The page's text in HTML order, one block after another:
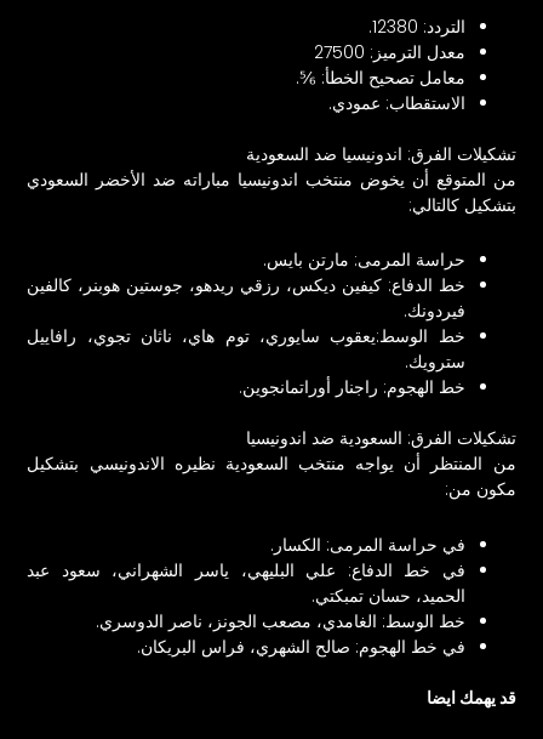
التردد: 12380.
معدل الترميز: 27500
معامل تصحيح الخطأ: ⅚.
الاستقطاب: عمودي.
تشكيلات الفرق: اندونيسيا ضد السعودية
من المتوقع أن يخوض منتخب اندونيسيا مباراته ضد الأخضر السعودي
بتشكيل كالتالي:
حراسة المرمى: مارتن بايس.
خط الدفاع: كيفين ديكس، رزقي ريدهو، جوستين هوبنر، كالفين
فيردونك.
خط الوسط:يعقوب سايوري، توم هاي، ناثان تجوي، رافاييل
سترويك.
خط الهجوم: راجنار أوراتمانجوين.
تشكيلات الفرق: السعودية ضد اندونيسيا
من المنتظر أن يواجه منتخب السعودية نظيره الاندونيسي بتشكيل
مكون من:
في حراسة المرمى: الكسار.
في خط الدفاع: علي البليهي، ياسر الشهراني، سعود عبد
الحميد، حسان تمبكتي.
خط الوسط: الغامدي، مصعب الجونز، ناصر الدوسري.
في خط الهجوم: صالح الشهري، فراس البريكان.
قد يهمك ايضا